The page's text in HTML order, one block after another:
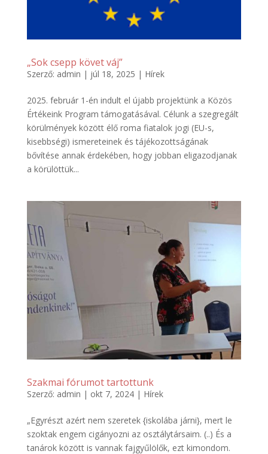
„Sok csepp követ váj”
Szerző: admin | júl 18, 2025 | Hírek
2025. február 1-én indult el újabb projektünk a Közös
Értékeink Program támogatásával. Célunk a szegregált
körülmények között élő roma fiatalok jogi (EU-s,
kisebbségi) ismereteinek és tájékozottságának
bővítése annak érdekében, hogy jobban eligazodjanak
a körülöttük...
Szakmai fórumot tartottunk
Szerző: admin | okt 7, 2024| Hírek
„Egyrészt azért nem szeretek {iskolába járni}, mert le
szoktak engem cigányozni az osztálytársaim. (..) És a
tanárok között is vannak fajgyűlölők, ezt kimondom.